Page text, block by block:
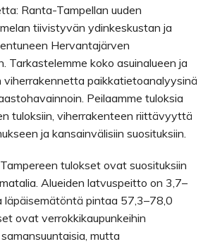
Ranta-Tampellan uuden
tiivistyvän ydinkeskustan ja
Hervantajärven
Tarkastelemme koko asuinalueen ja
viherrakennetta paikkatietoanalyysinä
Peilaamme tuloksia
tuloksiin, viherrakenteen riittävyyttä
ja kansainvälisiin suosituksiin.
tulokset ovat suosituksiin
Alueiden latvuspeitto on 3,7–
läpäisemätöntä pintaa 57,3–78,0
ovat verrokkikaupunkeihin
mutta